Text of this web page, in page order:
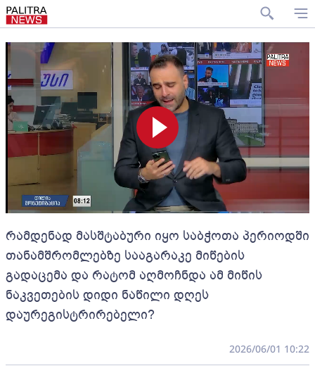
რამდენად მასშტაბური იყო საბჭოთა პერიოდში
თანამშრომლებზე სააგარაკე მიწების
გადაცემა და რატომ აღმოჩნდა ამ მიწის
ნაკვეთების დიდი ნაწილი დღეს
დაურეგისტრირებელი?
2026/06/01 10:22